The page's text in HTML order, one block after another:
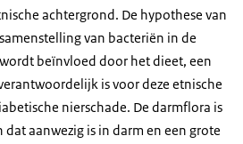
achtergrond. De hypothese van
van bacteriën in de
beïnvloed door het dieet, een
is voor deze etnische
nierschade. De darmflora is
aanwezig is in darm en een grote